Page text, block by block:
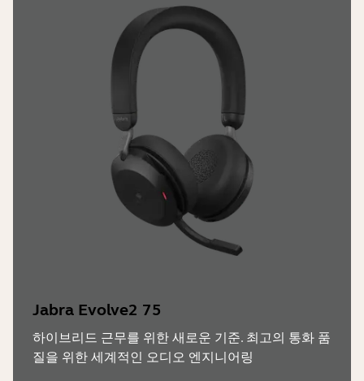
Jabra Evolve2 75
하이브리드 근무를 위한 새로운 기준. 최고의 통화 품
질을 위한 세계적인 오디오 엔지니어링